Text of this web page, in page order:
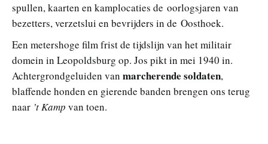
spullen, kaarten en kamplocaties de oorlogsjaren van
bezetters, verzetslui en bevrijders in de Oosthoek.
Een metershoge film frist de tijdslijn van het militair
domein in Leopoldsburg op. Jos pikt in mei 1940 in.
Achtergrondgeluiden van marcherende soldaten,
blaffende honden en gierende banden brengen ons terug
naar ’t Kamp van toen.